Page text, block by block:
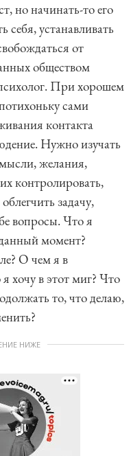
но начинать-то его
себя, устанавливать
от
обществом
При хорошем
сами
контакта
Нужно изучать
мысли, желания,
контролировать,
задачу,
вопросы. Что я
момент?
О чем я в
хочу в этот миг? Что
то, что делаю,
НИЖЕ